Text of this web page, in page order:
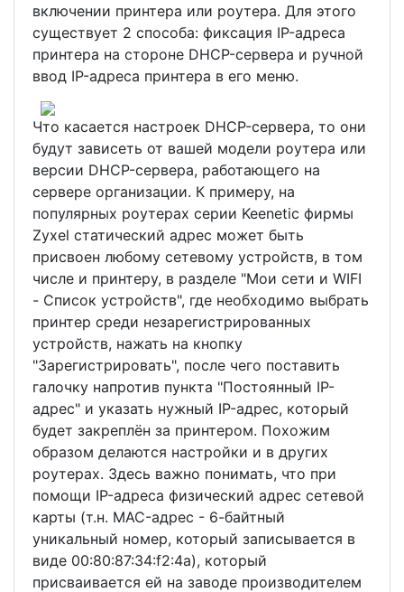
включении принтера или роутера. Для этого
существует 2 способа: фиксация IP-адреса
принтера на стороне DHCP-сервера и ручной
ввод IP-адреса принтера в его меню.
Что касается настроек DHCP-сервера, то они
будут зависеть от вашей модели роутера или
версии DHCP-сервера, работающего на
сервере организации. К примеру, на
популярных роутерах серии Keenetic фирмы
Zyxel статический адрес может быть
присвоен любому сетевому устройств, в том
числе и принтеру, в разделе "Мои сети и WIFI
- Список устройств", где необходимо выбрать
принтер среди незарегистрированных
устройств, нажать на кнопку
"Зарегистрировать", после чего поставить
галочку напротив пункта "Постоянный IP-
адрес" и указать нужный IP-адрес, который
будет закреплён за принтером. Похожим
образом делаются настройки и в других
роутерах. Здесь важно понимать, что при
помощи IP-адреса физический адрес сетевой
карты (т.н. MAC-адрес - 6-байтный
уникальный номер, который записывается в
виде 00:80:87:34:f2:4a), который
присваивается ей на заводе производителем